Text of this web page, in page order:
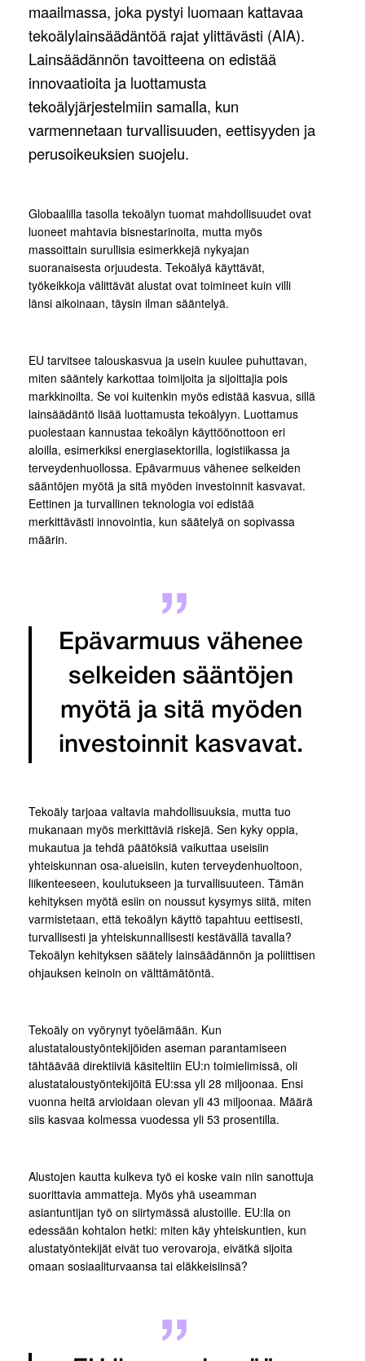
maailmassa, joka pystyi luomaan kattavaa
tekoälylainsäädäntöä rajat ylittävästi (AIA).
Lainsäädännön tavoitteena on edistää
innovaatioita ja luottamusta
tekoälyjärjestelmiin samalla, kun
varmennetaan turvallisuuden, eettisyyden ja
perusoikeuksien suojelu.
Globaalilla tasolla tekoälyn tuomat mahdollisuudet ovat
luoneet mahtavia bisnestarinoita, mutta myös
massoittain surullisia esimerkkejä nykyajan
suoranaisesta orjuudesta. Tekoälyä käyttävät,
työkeikkoja välittävät alustat ovat toimineet kuin villi
länsi aikoinaan, täysin ilman sääntelyä.
EU tarvitsee talouskasvua ja usein kuulee puhuttavan,
miten sääntely karkottaa toimijoita ja sijoittajia pois
markkinoilta. Se voi kuitenkin myös edistää kasvua, sillä
lainsäädäntö lisää luottamusta tekoälyyn. Luottamus
puolestaan kannustaa tekoälyn käyttöönottoon eri
aloilla, esimerkiksi energiasektorilla, logistiikassa ja
terveydenhuollossa. Epävarmuus vähenee selkeiden
sääntöjen myötä ja sitä myöden investoinnit kasvavat.
Eettinen ja turvallinen teknologia voi edistää
merkittävästi innovointia, kun säätelyä on sopivassa
määrin.
Epävarmuus vähenee
selkeiden sääntöjen
myötä ja sitä myöden
investoinnit kasvavat.
Tekoäly tarjoaa valtavia mahdollisuuksia, mutta tuo
mukanaan myös merkittäviä riskejä. Sen kyky oppia,
mukautua ja tehdä päätöksiä vaikuttaa useisiin
yhteiskunnan osa-alueisiin, kuten terveydenhuoltoon,
liikenteeseen, koulutukseen ja turvallisuuteen. Tämän
kehityksen myötä esiin on noussut kysymys siitä, miten
varmistetaan, että tekoälyn käyttö tapahtuu eettisesti,
turvallisesti ja yhteiskunnallisesti kestävällä tavalla?
Tekoälyn kehityksen säätely lainsäädännön ja poliittisen
ohjauksen keinoin on välttämätöntä.
Tekoäly on vyörynyt työelämään. Kun
alustataloustyöntekijöiden aseman parantamiseen
tähtäävää direktiiviä käsiteltiin EU:n toimielimissä, oli
alustataloustyöntekijöitä EU:ssa yli 28 miljoonaa. Ensi
vuonna heitä arvioidaan olevan yli 43 miljoonaa. Määrä
siis kasvaa kolmessa vuodessa yli 53 prosentilla.
Alustojen kautta kulkeva työ ei koske vain niin sanottuja
suorittavia ammatteja. Myös yhä useamman
asiantuntijan työ on siirtymässä alustoille. EU:lla on
edessään kohtalon hetki: miten käy yhteiskuntien, kun
alustatyöntekijät eivät tuo verovaroja, eivätkä sijoita
omaan sosiaaliturvaansa tai eläkkeisiinsä?